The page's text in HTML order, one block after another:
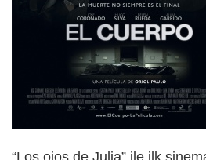
“Los ojos de Julia” ile ilk